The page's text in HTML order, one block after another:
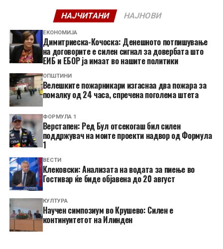
НАЈЧИТАНИ НАЈНОВИ
ЕКОНОМИЈА
Димитриеска-Кочоска: Денешното потпишување
на договорите е силен сигнал за довербата што
ЕИБ и ЕБОР ја имаат во нашите политики
ОПШТИНИ
Велешките пожарникари изгаснаа два пожара за
помалку од 24 часа, спречена поголема штета
ФОРМУЛА 1
Верстапен: Ред Бул отсекогаш бил силен
поддржувач на моите проекти надвор од Формула
1
ВЕСТИ
Клековски: Анализата на водата за пиење во
Гостивар ќе биде објавена до 20 август
КУЛТУРА
Научен симпозиум во Крушево: Силен е
континуитетот на Илинден